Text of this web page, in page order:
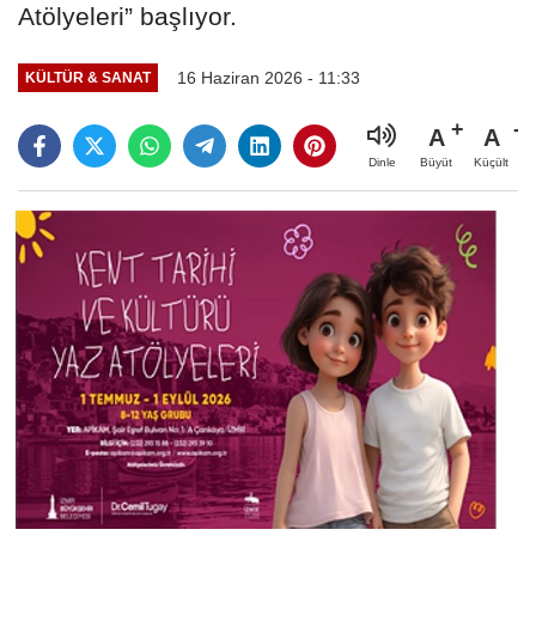
Atölyeleri” başlıyor.
KÜLTÜR & SANAT 16 Haziran 2026 - 11:33
Dinle
A
Büyüt
A
Küçült